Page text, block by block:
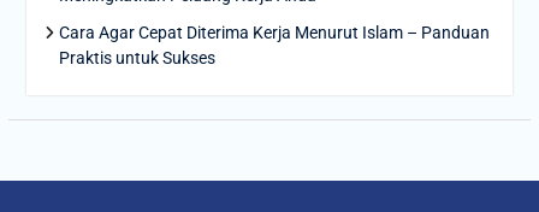
Cara Agar Cepat Diterima Kerja Menurut Islam – Panduan
Praktis untuk Sukses